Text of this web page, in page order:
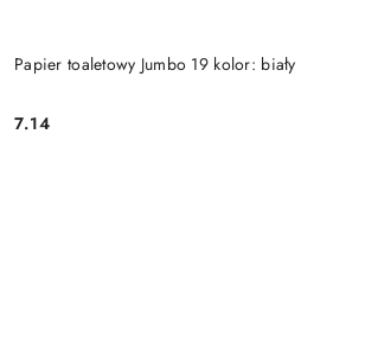
Papier toaletowy Jumbo 19 kolor: biały
Cena:
7.14